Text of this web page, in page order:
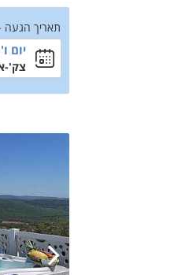
תאריך הגעה
יום ו' ,7
צק'-